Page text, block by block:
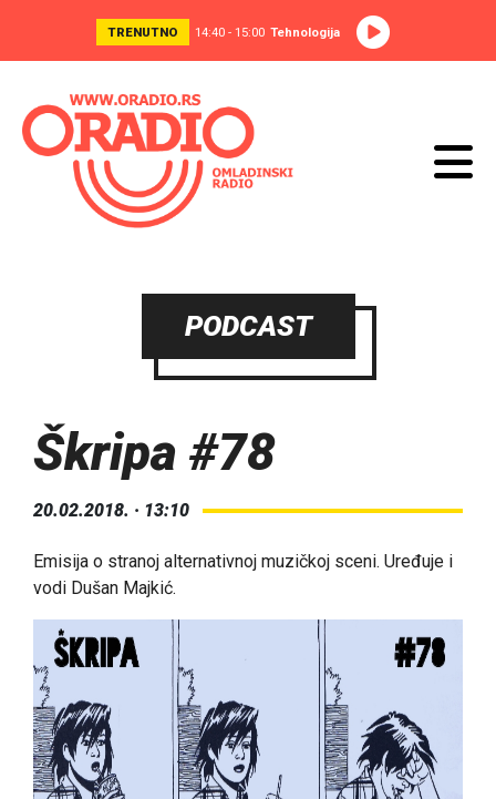
TRENUTNO 14:40 - 15:00 Tehnologija
PODCAST
Škripa #78
20.02.2018. · 13:10
Emisija o stranoj alternativnoj muzičkoj sceni. Uređuje i
vodi Dušan Majkić.